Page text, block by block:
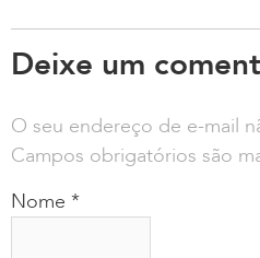
Deixe um
O seu endereço de e-mail
Campos obrigatórios são
Nome *